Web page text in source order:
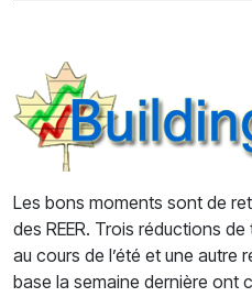
Les bons moments sont de
des REER. Trois réductions
au cours de l’été et une autre
base la semaine dernière ont